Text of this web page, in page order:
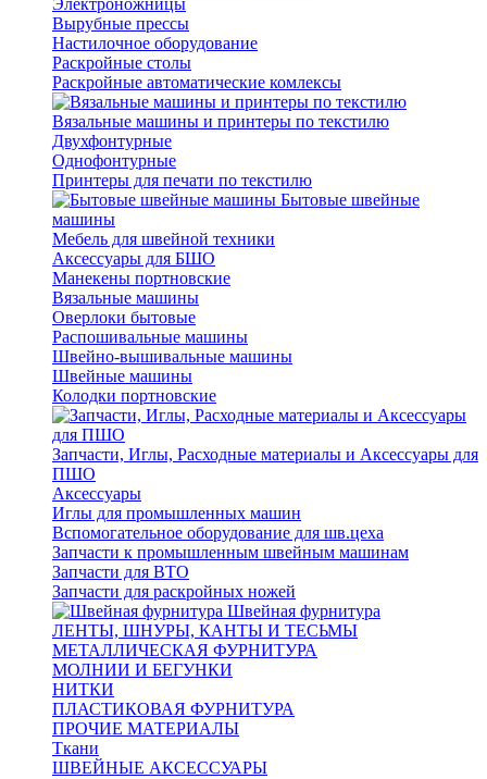
Электроножницы
Вырубные прессы
Настилочное оборудование
Раскройные столы
Раскройные автоматические комлексы
Вязальные машины и принтеры по текстилю
Двухфонтурные
Однофонтурные
Принтеры для печати по текстилю
Бытовые швейные
машины
Мебель для швейной техники
Аксессуары для БШО
Манекены портновские
Вязальные машины
Оверлоки бытовые
Распошивальные машины
Швейно-вышивальные машины
Швейные машины
Колодки портновские
Запчасти, Иглы, Расходные материалы и Аксессуары для
ПШО
Аксессуары
Иглы для промышленных машин
Вспомогательное оборудование для шв.цеха
Запчасти к промышленным швейным машинам
Запчасти для ВТО
Запчасти для раскройных ножей
Швейная фурнитура
ЛЕНТЫ, ШНУРЫ, КАНТЫ И ТЕСЬМЫ
МЕТАЛЛИЧЕСКАЯ ФУРНИТУРА
МОЛНИИ И БЕГУНКИ
НИТКИ
ПЛАСТИКОВАЯ ФУРНИТУРА
ПРОЧИЕ МАТЕРИАЛЫ
Ткани
ШВЕЙНЫЕ АКСЕССУАРЫ